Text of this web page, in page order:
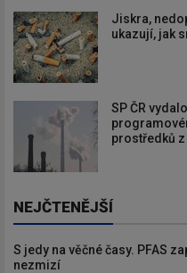
Jiskra,
ukazují, jak
SP ČR
prostředků z
NEJČTENĚJŠÍ
S jedy na věčné časy. PFAS
nezmizí